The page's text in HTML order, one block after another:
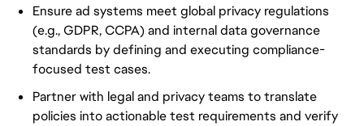
Ensure ad systems meet global privacy regulations
(e.g., GDPR, CCPA) and internal data governance
standards by defining and executing compliance-
focused test cases.
Partner with legal and privacy teams to translate
policies into actionable test requirements and verify